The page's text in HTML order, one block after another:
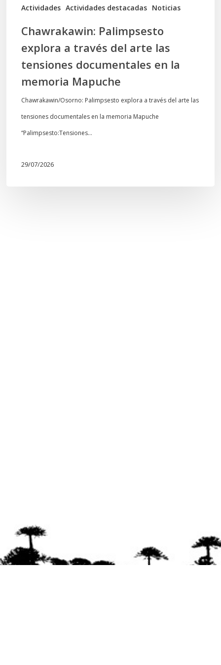
Actividades Actividades destacadas Noticias
documentales
memoria
Mapuche
Chawrakawin: Palimpsesto
explora a través del arte las
tensiones documentales en la
memoria Mapuche
Chawrakawin/Osorno: Palimpsesto explora a través del arte las
tensiones documentales en la memoria Mapuche
“Palimpsesto:Tensiones…
29/07/2026